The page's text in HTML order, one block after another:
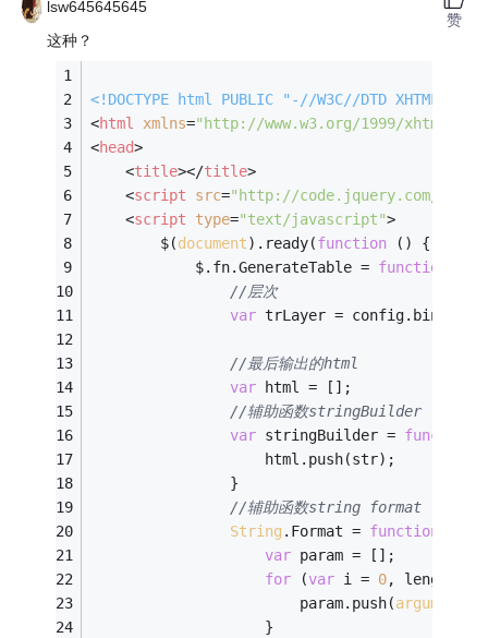
lsw645645645
这种？
<!DOCTYPE html PUBLIC
"-//W3C//DTD XHTML
<html xmlns="http://www.w3.org/1999/xhtml"
<head>
<title></title>
<script src="http://code.jquery.com/
<script type="text/javascript">
        $(
document).ready(function ( ) {
            $.fn.GenerateTable =
function
//层次
var trLayer =
//最后输出的html
var html = [];
//辅助函数stringBuilder
var stringBuilder = function
                    html.push(str);
                }
//辅助函数string format
String .Format = function
var param = [];
for (var i = 0, length =
                        param.push(
arguments
                    }
赞